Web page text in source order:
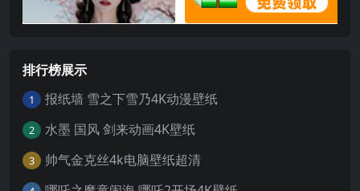
排行榜展示
1 报纸墙 雪之下雪乃4K动漫壁纸
2 水墨 国风 剑来动画4K壁纸
3 帅气金克丝4k电脑壁纸超清